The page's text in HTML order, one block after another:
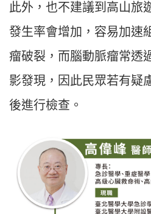
此外，也不建議到高山旅
發生率會增加，容易加速
瘤破裂，而腦動脈瘤常透
影發現，因此民眾若有疑
後進行檢查。